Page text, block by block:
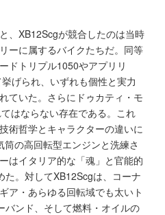
、XB12Scgが競合したのは当時
ーに属するバイクたちだ。同等
ドトリプル1050やアプリリ
げられ、いずれも個性と実力
ていた。さらにドゥカティ・モ
はならない存在である。これ
術哲学とキャラクターの違いに
の高回転型エンジンと洗練さ
はイタリア的な「魂」と官能的
た。対してXB12Scgは、コーナ
ア・あらゆる回転域でも太いト
バンド、そして燃料・オイルの